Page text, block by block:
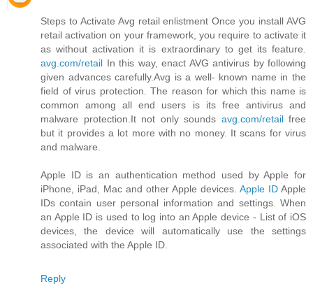
Steps to Activate Avg retail enlistment Once you install AVG
retail activation on your framework, you require to activate it
as without activation it is extraordinary to get its feature.
avg.com/retail In this way, enact AVG antivirus by following
given advances carefully.Avg is a well- known name in the
field of virus protection. The reason for which this name is
common among all end users is its free antivirus and
malware protection.It not only sounds avg.com/retailfree
but it provides a lot more with no money. It scans for virus
and malware.
Apple ID is an authentication method used by Apple for
iPhone, iPad, Mac and other Apple devices. Apple ID Apple
IDs contain user personal information and settings. When
an Apple ID is used to log into an Apple device - List of iOS
devices, the device will automatically use the settings
associated with the Apple ID.
Reply